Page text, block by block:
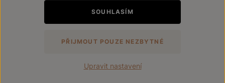
Zákaz prodeje alkoholických nápojů osobám mladším 18 let.
VytvořilwebProgress
SOUHLASÍM
PŘIJMOUT POUZE NEZBYTNÉ
Upravit nastavení